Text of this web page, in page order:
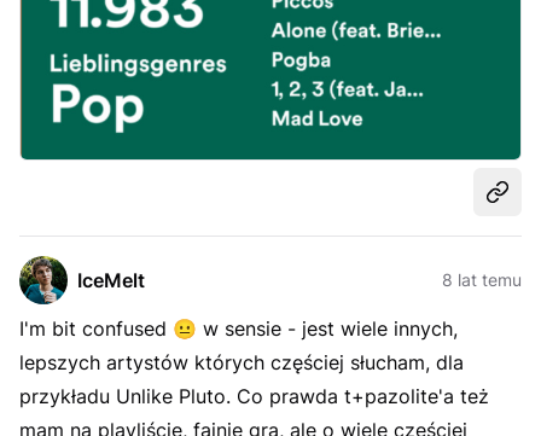
IceMelt 8 lat temu
I'm bit confused 😐 w sensie - jest wiele innych,
lepszych artystów których częściej słucham, dla
przykładu Unlike Pluto. Co prawda t+pazolite'a też
mam na playliście, fajnie gra, ale o wiele częściej